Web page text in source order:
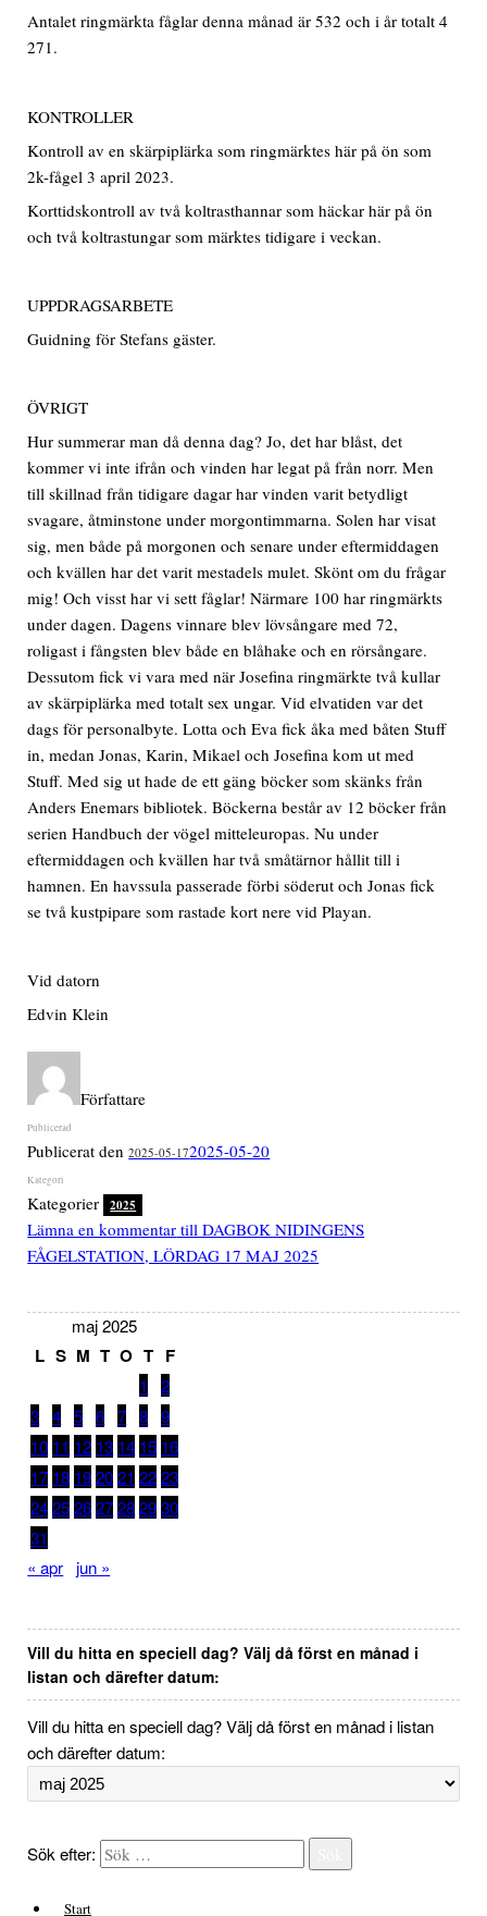
Antalet ringmärkta fåglar denna månad är 532 och i år totalt 4
271.
KONTROLLER
Kontroll av en skärpiplärka som ringmärktes här på ön som
2k-fågel 3 april 2023.
Korttidskontroll av två koltrasthannar som häckar här på ön
och två koltrastungar som märktes tidigare i veckan.
UPPDRAGSARBETE
Guidning för Stefans gäster.
ÖVRIGT
Hur summerar man då denna dag? Jo, det har blåst, det
kommer vi inte ifrån och vinden har legat på från norr. Men
till skillnad från tidigare dagar har vinden varit betydligt
svagare, åtminstone under morgontimmarna. Solen har visat
sig, men både på morgonen och senare under eftermiddagen
och kvällen har det varit mestadels mulet. Skönt om du frågar
mig! Och visst har vi sett fåglar! Närmare 100 har ringmärkts
under dagen. Dagens vinnare blev lövsångare med 72,
roligast i fångsten blev både en blåhake och en rörsångare.
Dessutom fick vi vara med när Josefina ringmärkte två kullar
av skärpiplärka med totalt sex ungar. Vid elvatiden var det
dags för personalbyte. Lotta och Eva fick åka med båten Stuff
in, medan Jonas, Karin, Mikael och Josefina kom ut med
Stuff. Med sig ut hade de ett gäng böcker som skänks från
Anders Enemars bibliotek. Böckerna består av 12 böcker från
serien Handbuch der vögel mitteleuropas. Nu under
eftermiddagen och kvällen har två småtärnor hållit till i
hamnen. En havssula passerade förbi söderut och Jonas fick
se två kustpipare som rastade kort nere vid Playan.
Vid datorn
Edvin Klein
Författare
Publicerat den2025-05-172025-05-20
Kategorier 2025
Lämna en kommentar till DAGBOK NIDINGENS
FÅGELSTATION, LÖRDAG 17 MAJ 2025
maj 2025
L S M T O T F
1
2
3 4 5 6 7 8 9
10 11 12 13 14 15 16
17 18 19 20 21 22 23
24 25 26 27 28 29 30
31
« apr
jun »
Vill du hitta en speciell dag? Välj då först en månad i
listan och därefter datum:
Vill du hitta en speciell dag? Välj då först en månad i listan
och därefter datum:
Sök efter:
Start